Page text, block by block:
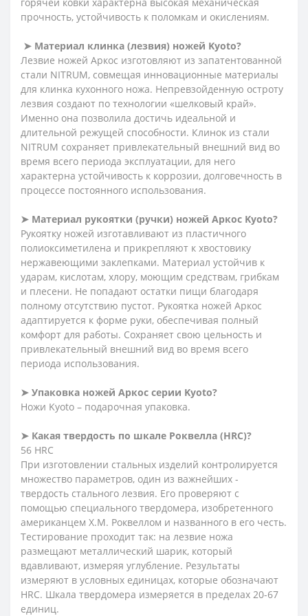
прочность, устойчивость к поломкам и окислениям.
➤ Материал клинка (лезвия) ножей Kyoto?
Лезвие ножей Аркос изготовляют из запатентованной
стали NITRUM, совмещая инновационные материалы
для клинка кухонного ножа. Непревзойденную остроту
лезвия создают по технологии «шелковый край».
Именно она позволила достичь идеальной и
длительной режущей способности. Клинок из стали
NITRUM сохраняет привлекательный внешний вид во
время всего периода эксплуатации, для него
характерна устойчивость к коррозии, долговечность в
процессе постоянного использования.
➤ Материал рукоятки (ручки) ножей Аркос Kyoto?
Рукоятку ножей изготавливают из пластичного
полиоксиметилена и прикрепляют к хвостовику
нержавеющими заклепками. Материал устойчив к
ударам, кислотам, хлору, моющим средствам, грибкам
и плесени. Не попадают остатки пищи благодаря
полному отсутствию пустот. Рукоятка ножей Аркос
адаптируется к форме руки, обеспечивая полный
комфорт для работы. Сохраняет свою цельность и
привлекательный внешний вид во время всего
периода использования.
➤ Упаковка ножей Аркос серии Kyoto?
Ножи Kyoto – подарочная упаковка.
➤ Какая твердость по шкале Роквелла (HRC)?
56 HRC
При изготовлении стальных изделий контролируется
множество параметров, один из важнейших -
твердость стального лезвия. Его проверяют с
помощью специального твердомера, изобретенного
американцем Х.М. Роквеллом и названного в его честь.
Тестирование проходит так: на лезвие ножа
размещают металлический шарик, который
вдавливают, измеряя углубление. Результаты
измеряют в условных единицах, которые обозначают
HRC. Шкала твердомера измеряется в пределах 20-67
единиц.